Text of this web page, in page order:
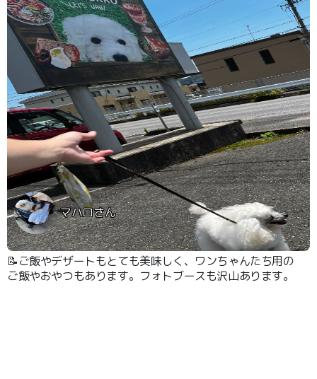
マハロさん
📝ご飯やデザートもとても美味しく、ワンちゃんたち用の
ご飯やおやつもあります。フォトブースも沢山あります。